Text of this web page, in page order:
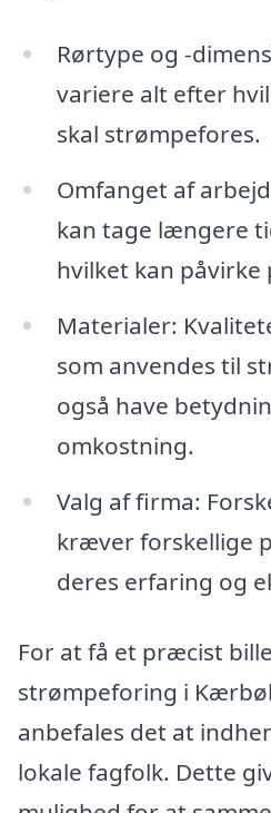
Rørtype og -
variere alt efter
skal strømpefores.
Omfanget af
kan tage længere
hvilket kan påvirke
Materialer:
som anvendes til
også have
omkostning.
Valg af firma:
kræver forskellige
deres erfaring og
For at få et præcist
strømpeforing i
anbefales det at
lokale fagfolk. Dette